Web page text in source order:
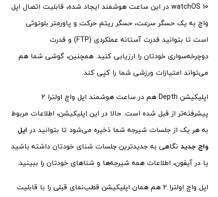
watchOS 10 در این ساعت هوشمند ایجاد شده، قابلیت اتصال اپل
واچ به یک حسگر سرعت، حسگر ریتم حرکت و پاورمتر بلوتوثی
است تا بتوانید قدرت آستانه عملکردی (FTP) و قدرت
دوچرخه‌سواری خودتان را ارزیابی کنید. همچنین، گوشی شما هم
می‌تواند امتیازات ورزشی شما را کپی کند.
اپلیکیشن Depth هم در ساعت هوشمند اپل واچ اولترا 2
پیشرفته‌تر از قبل شده است. حالا در این اپلیکیشن، اطلاعات مربوط
به هر یک از جلسات شیرجه شما ذخیره می‌شود تا بتوانید دراپل
واچ جدید نگاهی به جدیدترین جلسات شنای خودتان داشته باشید
یا در آیفون، اطلاعات همه شیرجه‌ها و شناهای خودتان را ببینید.
اپل واچ اولترا 2 هم همان اپلیکیشن قطب‌نمای قبلی را با قابلیت